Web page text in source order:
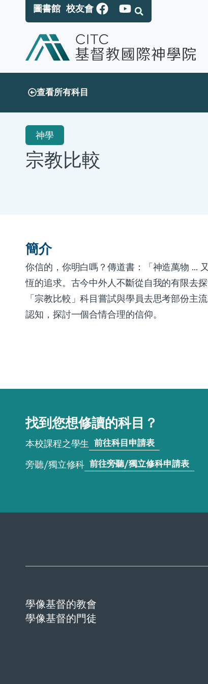
圖書館 校友會
查看所有科目
神學
宗教比較
簡介
你信的，你明白嗎？傳道書：「神造萬物 ...
恆的追求。古今中外人不斷從自我的有限去
「宗教比較」科目嘗試與學員去思考部份主
認知，探討一個合情合理的信仰。
找到您想修讀的科目？
本校課程之學生 前往科目申請表
旁聽/獨立修科 前往旁聽/獨立修科申請表
學像基督的教會
學像基督的門徒